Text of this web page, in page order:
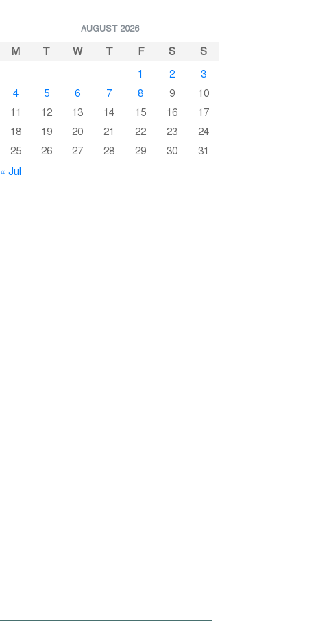
AUGUST 2026
M T W T F S
S
1
2
3
4
5 6 7 8 9
10
11
12 13 14 15 16
17
18
19 20 21 22 23
24
25
26 27 28 29 30
31
« Jul